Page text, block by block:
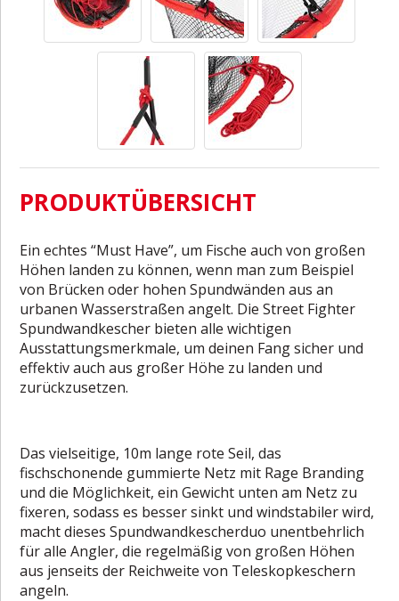
PRODUKTÜBERSICHT
Ein echtes “Must Have”, um Fische auch von großen
Höhen landen zu können, wenn man zum Beispiel
von Brücken oder hohen Spundwänden aus an
urbanen Wasserstraßen angelt. Die Street Fighter
Spundwandkescher bieten alle wichtigen
Ausstattungsmerkmale, um deinen Fang sicher und
effektiv auch aus großer Höhe zu landen und
zurückzusetzen.
Das vielseitige, 10m lange rote Seil, das
fischschonende gummierte Netz mit Rage Branding
und die Möglichkeit, ein Gewicht unten am Netz zu
fixeren, sodass es besser sinkt und windstabiler wird,
macht dieses Spundwandkescherduo unentbehrlich
für alle Angler, die regelmäßig von großen Höhen
aus jenseits der Reichweite von Teleskopkeschern
angeln.